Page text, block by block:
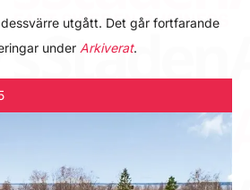
utgått. Det går fortfarande
under Arkiverat.